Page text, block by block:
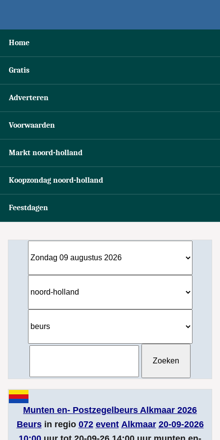
Home
Gratis
Adverteren
Voorwaarden
Markt noord-holland
Koopzondag noord-holland
Feestdagen
Munten en- Postzegelbeurs Alkmaar 2026
Beursin regio 072 event Alkmaar 20-09-2026